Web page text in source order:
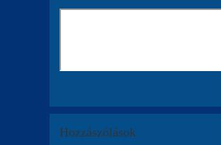
Hozzászólások